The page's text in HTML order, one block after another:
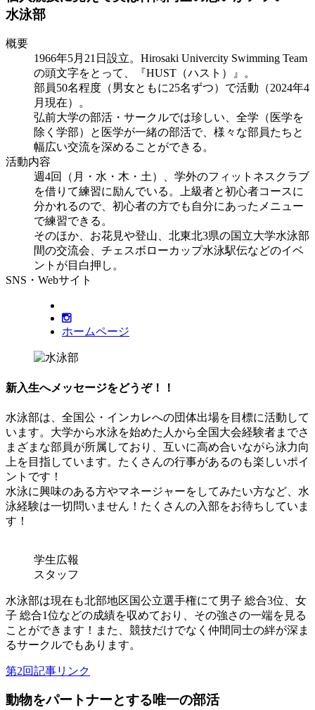
水泳部
概要
1966年5月21日設立。Hirosaki Univercity Swimming Team
の頭文字をとって、『HUST（ハスト）』。
部員50名程度（男女ともに25名ずつ）で活動（2024年4
月現在）。
弘前大学の部活・サークルでは珍しい、全学（医学を
除く学部）と医学が一緒の部活で、様々な部員たちと
幅広い交流を深めることができる。
活動内容
週4回（月・水・木・土）、学外のフィットネスクラブ
を借りて練習に励んでいる。上級者と初心者コースに
分かれるので、初心者の方でも自分にあったメニュー
で練習できる。
そのほか、お花見や登山、北東北3県の国立大学水泳部
間の交流会、チェスボローカップ水泳駅伝などのイベ
ントが目白押し。
SNS・Webサイト
ホームページ
新入生へメッセージをどうぞ！！
水泳部は、全国公・インカレへの団体出場を目標に活動して
います。大学から水泳を始めた人から全国大会経験者までさ
まざまな部員が所属しており、互いに高め合いながら泳力向
上を目指しています。たくさんの行事があるのも楽しいポイ
ントです！
水泳に興味のある方やマネージャーをしてみたい方など、水
泳経験は一切問いません！たくさんの入部をお待ちしていま
す！
学生広報
スタッフ
水泳部は現在も北部地区国公立選手権にて男子 総合3位、女
子 総合1位などの成績を収めており、その強さの一端を見る
ことができます！また、競技だけでなく仲間同士の絆が深ま
るサークルでもあります。
第2回記事リンク
動物をパートナーとする唯一の部活